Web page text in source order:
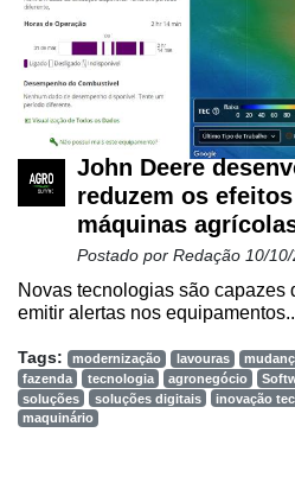
John Deere
reduzem os
máquinas
Postado por Redação 10/
Novas tecnologias são capazes
emitir alertas nos
Tags: modernização lavouras
fazenda
tecnologia agronegócio
soluções
soluções digitais
inovação
maquinário